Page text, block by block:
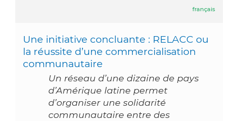
français
Une initiative concluante : RELACC ou
la réussite d’une commercialisation
communautaire
Un réseau d’une dizaine de pays
d’Amérique latine permet
d’organiser une solidarité
communautaire entre des